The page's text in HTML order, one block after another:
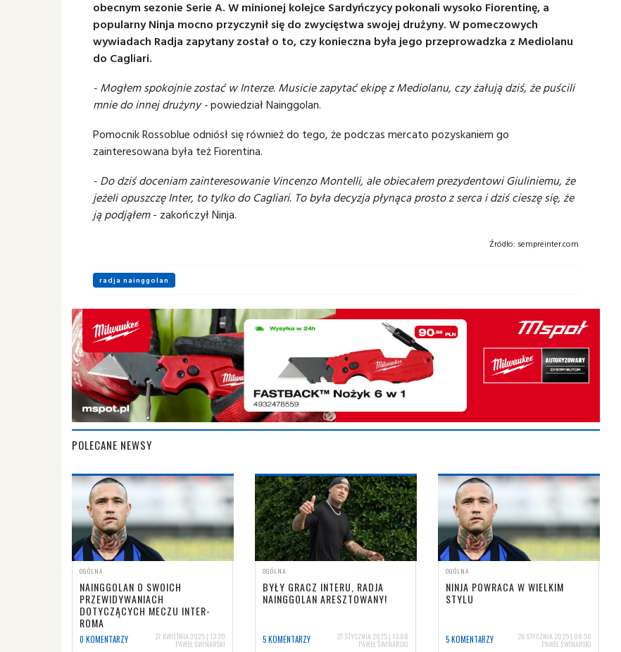
obecnym sezonie Serie A. W minionej kolejce Sardyńczycy pokonali wysoko Fiorentinę, a
popularny Ninja mocno przyczynił się do zwycięstwa swojej drużyny. W pomeczowych
wywiadach Radja zapytany został o to, czy konieczna była jego przeprowadzka z Mediolanu
do Cagliari.
- Mogłem spokojnie zostać w Interze. Musicie zapytać ekipę z Mediolanu, czy żałują dziś, że puścili
mnie do innej drużyny -powiedział Nainggolan.
Pomocnik Rossoblue odniósł się również do tego, że podczas mercato pozyskaniem go
zainteresowana była też Fiorentina.
- Do dziś doceniam zainteresowanie Vincenzo Montelli, ale obiecałem prezydentowi Giuliniemu, że
jeżeli opuszczę Inter, to tylko do Cagliari. To była decyzja płynąca prosto z serca i dziś cieszę się, że
ją podjąłem- zakończył Ninja.
Źródło: sempreinter.com
radja nainggolan
POLECANE NEWSY
OGÓLNA
NAINGGOLAN O SWOICH
PRZEWIDYWANIACH
DOTYCZĄCYCH MECZU INTER-
ROMA
0 KOMENTARZY 27 KWIETNIA 2025 | 13:20
PAWEŁ ŚWINARSKI
OGÓLNA
BYŁY GRACZ INTERU, RADJA
NAINGGOLAN ARESZTOWANY!
5 KOMENTARZY 27 STYCZNIA 2025 | 13:08
PAWEŁ ŚWINARSKI
OGÓLNA
NINJA POWRACA W WIELKIM
STYLU
5 KOMENTARZY 26 STYCZNIA 2025 | 08:50
PAWEŁ ŚWINARSKI